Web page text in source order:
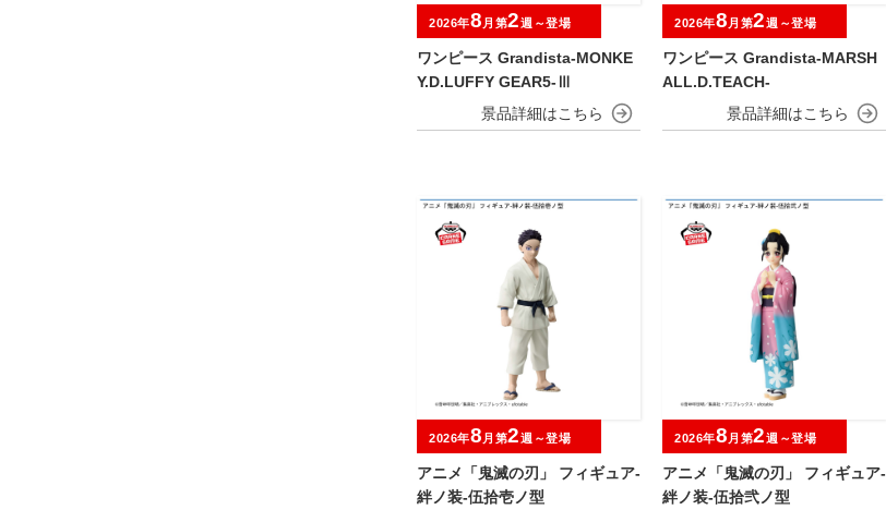
ワンピース Grandista-MONKE
Y.D.LUFFY GEAR5-Ⅲ
2026年8 月第2週～登場
ワンピース Grandista-MARSH
ALL.D.TEACH-
2026年8 月第2週～登場
アニメ「鬼滅の刃」 フィギュア-
絆ノ装-伍拾壱ノ型
2026年8 月第2週～登場
アニメ「鬼滅の刃」 フィギュア-
絆ノ装-伍拾弐ノ型
2026年8 月第2週～登場